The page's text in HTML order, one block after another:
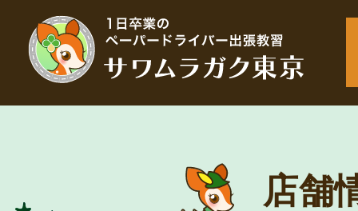
店舗